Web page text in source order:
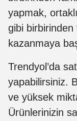
yapmak,
gibi birbirinden
kazanmaya
Trendyol’da
yapabilirsiniz.
ve yüksek
Ürünlerinizin